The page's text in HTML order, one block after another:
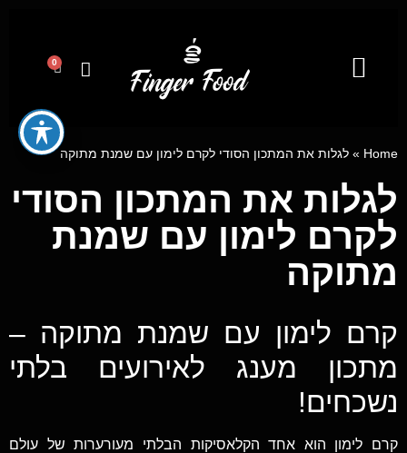
0
Home
» לגלות את המתכון הסודי לקרם לימון עם שמנת מתוקה
לגלות את המתכון הסודי
לקרם לימון עם שמנת
מתוקה
קרם לימון עם שמנת מתוקה –
מתכון מענג לאירועים בלתי
נשכחים!
קרם לימון הוא אחד הקלאסיקות הבלתי מעורערות של עולם